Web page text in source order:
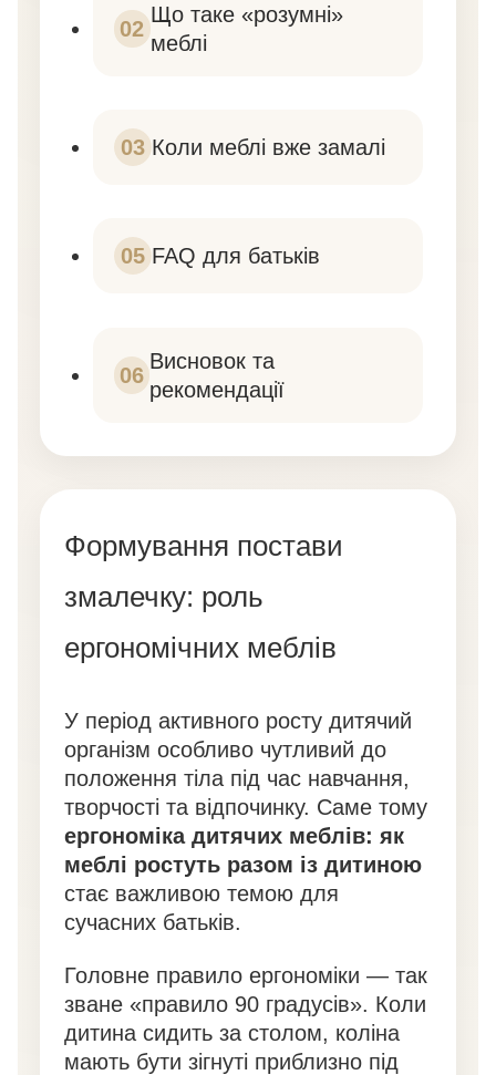
02
Що таке «розумні»
меблі
03 Коли меблі вже замалі
05 FAQ для батьків
06
Висновок та
рекомендації
Формування постави
змалечку: роль
ергономічних меблів
У період активного росту дитячий
організм особливо чутливий до
положення тіла під час навчання,
творчості та відпочинку. Саме тому
ергономіка дитячих меблів: як
меблі ростуть разом із дитиною
стає важливою темою для
сучасних батьків.
Головне правило ергономіки — так
зване «правило 90 градусів». Коли
дитина сидить за столом, коліна
мають бути зігнуті приблизно під